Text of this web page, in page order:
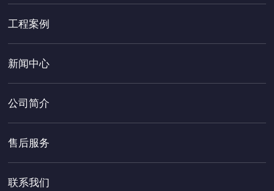
工程案例
新闻中心
公司简介
售后服务
联系我们